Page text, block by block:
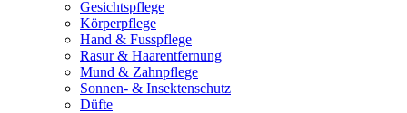
Gesichtspflege
Körperpflege
Hand & Fusspflege
Rasur & Haarentfernung
Mund & Zahnpflege
Sonnen- & Insektenschutz
Düfte